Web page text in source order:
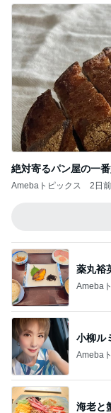
絶対寄るパン屋の一
Amebaトピックス 2日前
薬丸裕
Ameba
小柳ル
Ameba
海老と